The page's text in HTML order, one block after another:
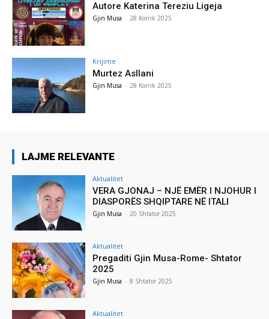
Autore Katerina Tereziu Ligeja
Gjin Musa - 28 Korrik 2025
Krijime
Murtez Asllani
Gjin Musa - 28 Korrik 2025
LAJME RELEVANTE
Aktualitet
VERA GJONAJ – NJË EMËR I NJOHUR I
DIASPORËS SHQIPTARE NË ITALI
Gjin Musa - 20 Shtator 2025
Aktualitet
Pregaditi Gjin Musa-Rome- Shtator
2025
Gjin Musa - 8 Shtator 2025
Aktualitet